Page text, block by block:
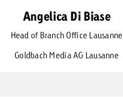
Angelica Di Biase
Head of Branch Office Lausanne
Goldbach Media AG Lausanne
Angelica Di Biase
angelica.dibiase@goldbach.com